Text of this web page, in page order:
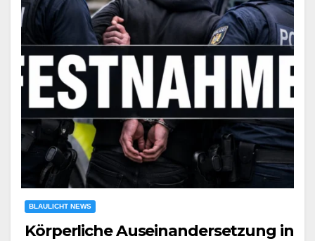
BLAULICHT NEWS
Körperliche Auseinandersetzung in